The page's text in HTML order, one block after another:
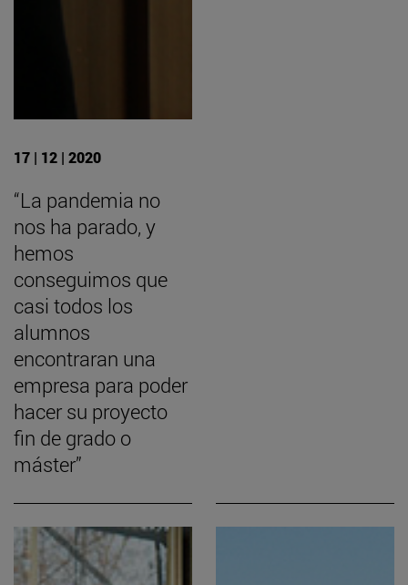
17 | 12 | 2020
“La pandemia no
nos ha parado, y
hemos
conseguimos que
casi todos los
alumnos
encontraran una
empresa para poder
hacer su proyecto
fin de grado o
máster”